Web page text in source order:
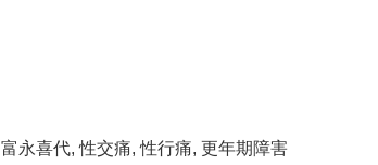
富永喜代,性交痛,性行痛, 更年期障害